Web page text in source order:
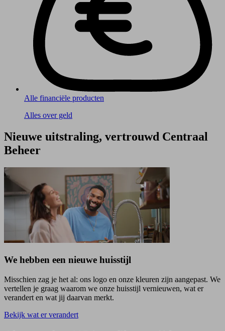
Alle financiële producten
Alles over geld
Nieuwe uitstraling, vertrouwd Centraal
Beheer
We hebben een nieuwe huisstijl
Misschien zag je het al: ons logo en onze kleuren zijn aangepast. We
vertellen je graag waarom we onze huisstijl vernieuwen, wat er
verandert en wat jij daarvan merkt.
Bekijk wat er verandert